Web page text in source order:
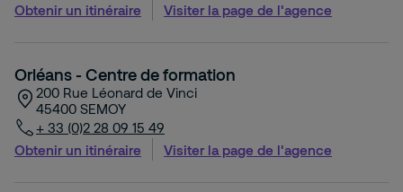
Obtenir un itinéraire
Visiter la page de l'agence
Orléans - Centre de formation
200 Rue Léonard de Vinci
45400 SEMOY
+ 33 (0)2 28 09 15 49
Obtenir un itinéraire
Visiter la page de l'agence